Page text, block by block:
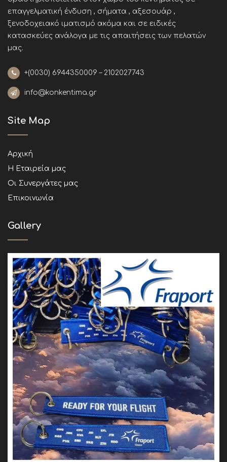
επαγγελματική ένδυση , σήματα , αξεσουάρ ,
ξενοδοχειακό ιματισμό ακόμα και σε ειδικές
κατασκεύες ανάλογα με τις απαιτήσεις των πελατών
μας.
+(0030) 6944350009 – 2102027743
info@konkentima.gr
Site Map
Αρχική
Η Εταιρεία μας
Οι Συνεργάτες μας
Επικοινωνία
Gallery